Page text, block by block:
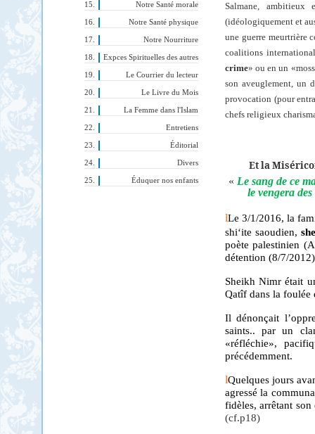
Notre Santé morale
Notre Santé physique
Notre Nourriture
Expces Spirituelles des autres
Le Courrier du lecteur
Le Livre du Mois
La Femme dans l'Islam
Entretiens
Éditorial
Divers
Éduquer nos enfants
Salmane,
(idéologiquement et
une guerre meurtrière
coalitions
crime» ou en un
son aveuglement, un
provocation (pour
chefs religieux
Et la
« Le sang de ce
le vengera
lLe 3/1/2016, la
shi‘ite saoudien,
poète palestinien
détention (8/7/
Sheikh Nimr était
Qatîf dans la foulée
Il dénonçait
saints.. par un
«réfléchie»,
précédemment.
lQuelques jours
agressé la
fidèles, arrêtant
(cf.p18)